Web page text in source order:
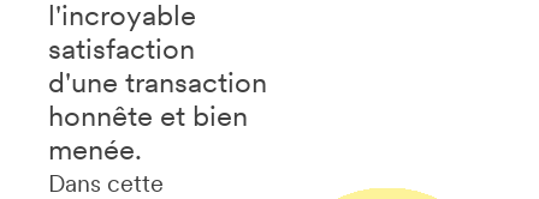
l'incroyable
satisfaction
d'une transaction
honnête et bien
menée.
Dans cette